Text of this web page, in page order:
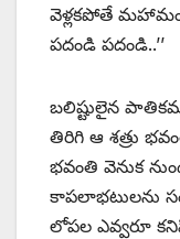
వెళ్లకపోతే
పదండి పదండి..’’
బలిష్టులైన
తిరిగి ఆ శత్రు
భవంతి వెనుక
కాపలాభటులను
లోపల ఎవ్వరూ